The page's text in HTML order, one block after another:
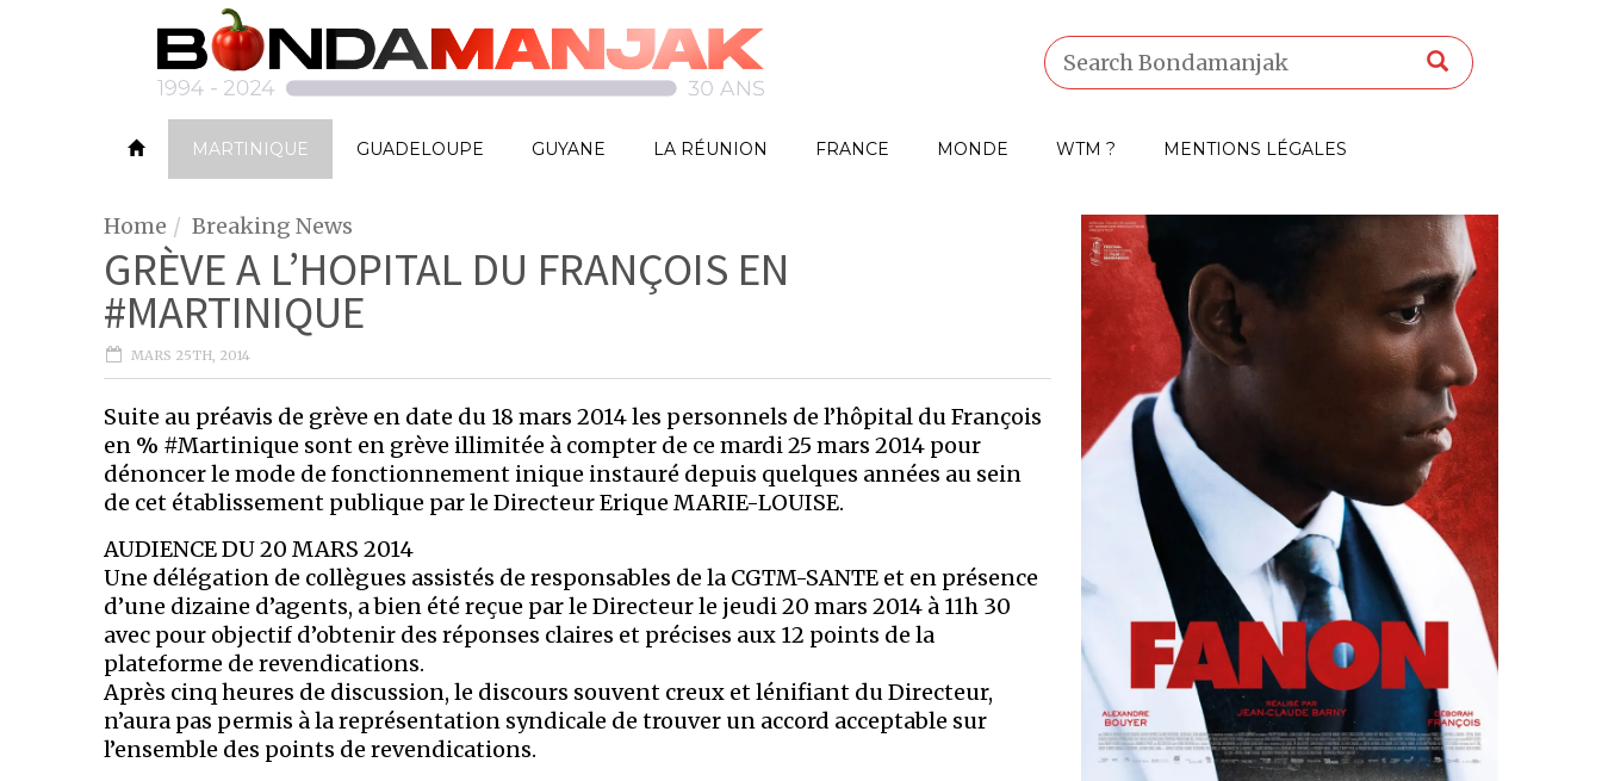
MARTINIQUE GUADELOUPE GUYANE LA RÉUNION FRANCE MONDE WTM ? MENTIONS LÉGALES
Home Breaking News
GRÈVE A L’HOPITAL DU FRANÇOIS EN
#MARTINIQUE
MARS 25TH, 2014
Suite au préavis de grève en date du 18 mars 2014 les personnels de l’hôpital du François
en % #Martinique sont en grève illimitée à compter de ce mardi 25 mars 2014 pour
dénoncer le mode de fonctionnement inique instauré depuis quelques années au sein
de cet établissement publique par le Directeur Erique MARIE-LOUISE.
AUDIENCE DU 20 MARS 2014
Une délégation de collègues assistés de responsables de la CGTM-SANTE et en présence
d’une dizaine d’agents, a bien été reçue par le Directeur le jeudi 20 mars 2014 à 11h 30
avec pour objectif d’obtenir des réponses claires et précises aux 12 points de la
plateforme de revendications.
Après cinq heures de discussion, le discours souvent creux et lénifiant du Directeur,
n’aura pas permis à la représentation syndicale de trouver un accord acceptable sur
l’ensemble des points de revendications.